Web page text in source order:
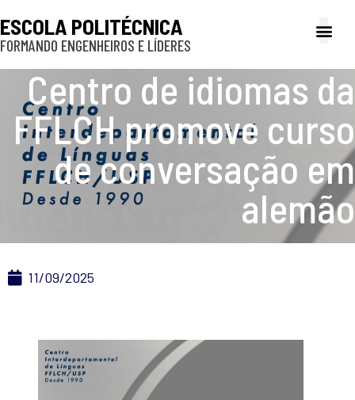
ESCOLA POLITÉCNICA
FORMANDO ENGENHEIROS E LÍDERES
Centro de idiomas da
FFLCH promove curso
de conversação em
alemão
11/09/2025